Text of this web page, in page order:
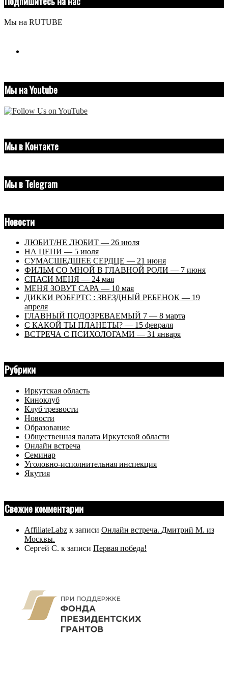
Мы на RUTUBE
Мы на Youtube
Мы в Контакте
Мы в Telegram
Новости
ЛЮБИТ/НЕ ЛЮБИТ — 26 июля
НА ЦЕПИ — 5 июля
СУМАСШЕДШЕЕ СЕРДЦЕ — 21 июня
ФИЛЬМ СО МНОЙ В ГЛАВНОЙ РОЛИ — 7 июня
СПАСИ МЕНЯ — 24 мая
МЕНЯ ЗОВУТ САРА — 10 мая
ДИККИ РОБЕРТС : ЗВЕЗДНЫЙ РЕБЕНОК — 19
апреля
ГЛАВНЫЙ ПОДОЗРЕВАЕМЫЙ 7 — 8 марта
С КАКОЙ ТЫ ПЛАНЕТЫ? — 15 февраля
ВСТРЕЧА С ПСИХОЛОГАМИ — 31 января
Рубрики
Иркутская область
Киноклуб
Клуб трезвости
Новости
Образование
Общественная палата Иркутской области
Онлайн встреча
Семинар
Уголовно-исполнительная инспекция
Якутия
Свежие комментарии
AffiliateLabz к записи Онлайн встреча. Дмитрий М. из
Москвы.
Сергей С. к записи Первая победа!